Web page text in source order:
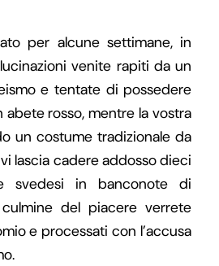
per alcune settimane, in
venite rapiti da un
e tentate di possedere
abete rosso, mentre la vostra
un costume tradizionale da
lascia cadere addosso dieci
svedesi in banconote di
del piacere verrete
e processati con l’accusa